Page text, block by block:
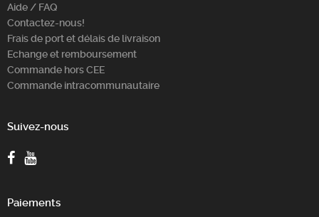
Aide / FAQ
Contactez-nous!
Frais de port et délais de livraison
Echange et remboursement
Commande hors CEE
Commande intracommunautaire
Suivez-nous
Paiements